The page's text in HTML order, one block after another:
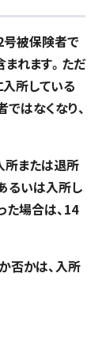
被保険者で
れます。ただ
所している
はなくなり、
所または退所
るいは入所し
場合は、14
否かは、入所